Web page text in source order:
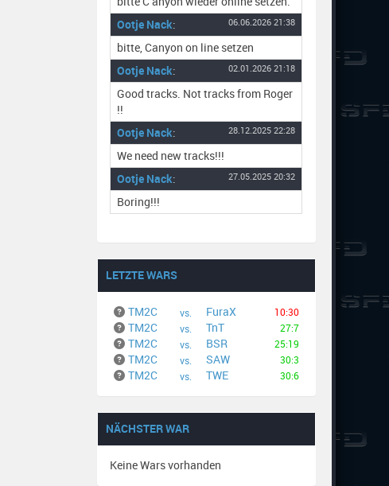
Ootje Nack: 06.06.2026 21:38
bitte, Canyon on line setzen
Ootje Nack: 02.01.2026 21:18
Good tracks. Not tracks from Roger
!!
Ootje Nack: 28.12.2025 22:28
We need new tracks!!!
Ootje Nack: 27.05.2025 20:32
Boring!!!
LETZTE WARS
TM2C vs. FuraX 10:30
TM2C vs. TnT 27:7
TM2C vs. BSR 25:19
TM2C vs. SAW 30:3
TM2C vs. TWE 30:6
NÄCHSTER WAR
Keine Wars vorhanden